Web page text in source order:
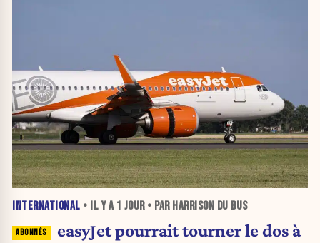
INTERNATIONAL • IL Y A 1 JOUR• PAR HARRISON DU BUS
easyJet pourrait tourner le dos à